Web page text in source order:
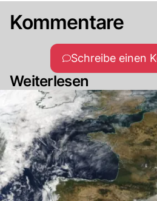
Kommentare
Schreibe einen
Weiterlesen